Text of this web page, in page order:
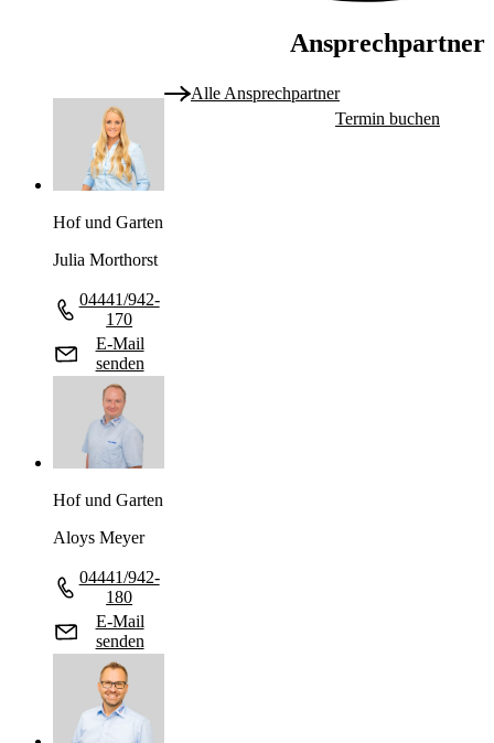
Ansprechpartner
Hof und Garten
Julia Morthorst
04441/942-
170
E-Mail
senden
Hof und Garten
Aloys Meyer
04441/942-
180
E-Mail
senden
Alle Ansprechpartner
Termin buchen